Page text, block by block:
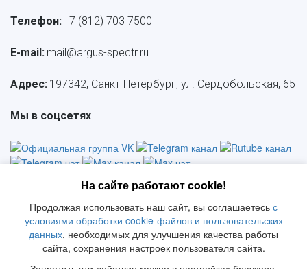
Телефон:+7 (812) 703 7500
E-mail: mail@argus-spectr.ru
Адрес: 197342, Санкт-Петербург, ул. Сердобольская, 65
Мы в соцсетях
Политика конфиденциальности
     |
СОУТ
     |
Политика
обработки ПД
     |
Политика качества
     |
Положение о куки
© 2026 АРГУС-СПЕКТР
На сайте работают cookie!
Продолжая использовать наш сайт, вы соглашаетесь с
условиями обработки cookie-файлов и пользовательских
данных, необходимых для улучшения качества работы
сайта, сохранения настроек пользователя сайта.